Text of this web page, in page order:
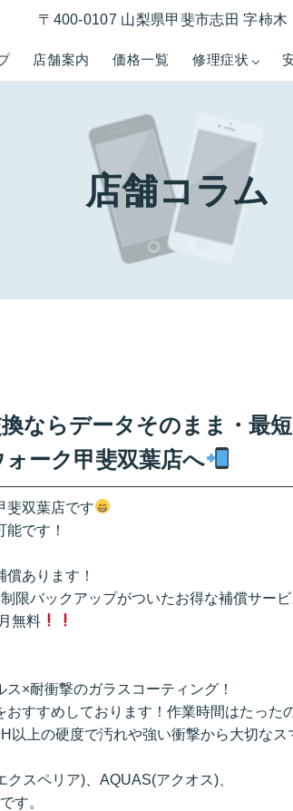
店舗案内 価格一覧 修理症状
〒400-0107 山梨県甲斐市志田 字柿
店舗コラム
ならデータそのまま・最短
ーク甲斐双葉店へ
斐双葉店です
です！
あります！
バックアップがついたお得な補償サービ
無料
×耐衝撃のガラスコーティング！
すすめしております！作業時間はたった
上の硬度で汚れや強い衝撃から大切なス
スペリア)、AQUAS(アクオス)、
す。